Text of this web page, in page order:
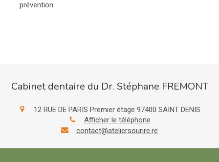
prévention.
Cabinet dentaire du Dr. Stéphane FREMONT
12 RUE DE PARIS Premier étage 97400 SAINT DENIS
Afficher le téléphone
contact@ateliersourire.re